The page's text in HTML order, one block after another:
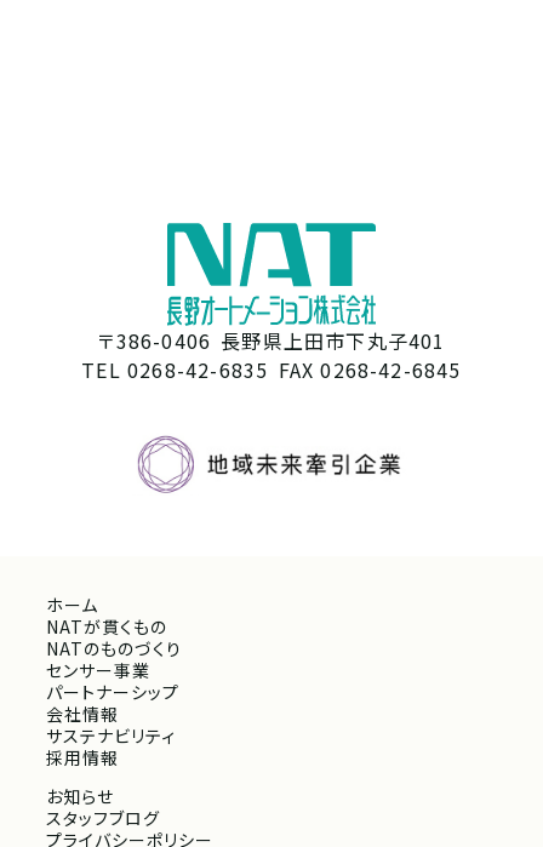
〒386-0406 長野県上田市下丸子401
TEL 0268-42-6835 FAX 0268-42-6845
ホーム
NATが貫くもの
NATのものづくり
センサー事業
パートナーシップ
会社情報
サステナビリティ
採用情報
お知らせ
スタッフブログ
プライバシーポリシー